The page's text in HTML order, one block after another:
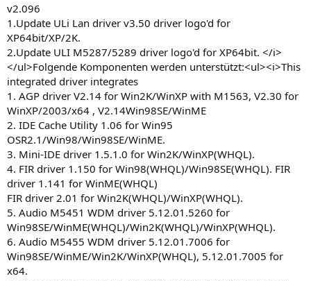
v2.096
1.Update ULi Lan driver v3.50 driver logo'd for
XP64bit/XP/2K.
2.Update ULI M5287/5289 driver logo'd for XP64bit. </i>
</ul>Folgende Komponenten werden unterstützt:<ul><i>This
integrated driver integrates
1. AGP driver V2.14 for Win2K/WinXP with M1563, V2.30 for
WinXP/2003/x64 , V2.14Win98SE/WinME
2. IDE Cache Utility 1.06 for Win95
OSR2.1/Win98/Win98SE/WinME.
3. Mini-IDE driver 1.5.1.0 for Win2K/WinXP(WHQL).
4. FIR driver 1.150 for Win98(WHQL)/Win98SE(WHQL). FIR
driver 1.141 for WinME(WHQL)
FIR driver 2.01 for Win2K(WHQL)/WinXP(WHQL).
5. Audio M5451 WDM driver 5.12.01.5260 for
Win98SE/WinME(WHQL)/Win2K(WHQL)/WinXP(WHQL).
6. Audio M5455 WDM driver 5.12.01.7006 for
Win98SE/WinME/Win2K/WinXP(WHQL), 5.12.01.7005 for
x64.